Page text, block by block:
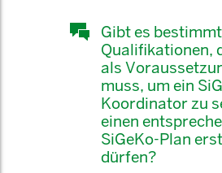
Gibt es
Qualifikationen,
als
muss, um ein
Koordinator zu
einen
SiGeKo-Plan
dürfen?